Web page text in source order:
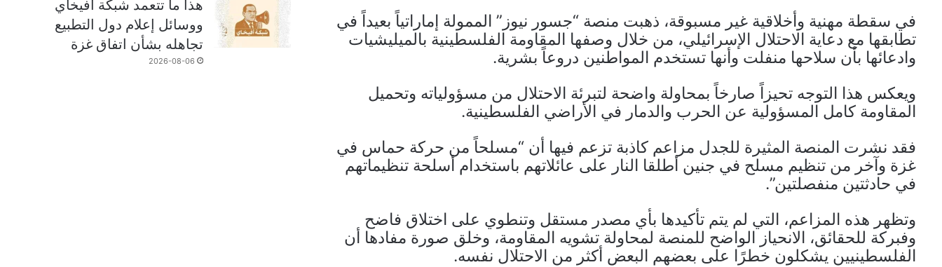
في سقطة مهنية وأخلاقية غير مسبوقة، ذهبت منصة “جسور نيوز” الممولة إماراتياً بعيداً في
تطابقها مع دعاية الاحتلال الإسرائيلي، من خلال وصفها المقاومة الفلسطينية بالميليشيات
وادعائها بأن سلاحها منفلت وأنها تستخدم المواطنين دروعاً بشرية.
ويعكس هذا التوجه تحيزاً صارخاً بمحاولة واضحة لتبرئة الاحتلال من مسؤولياته وتحميل
المقاومة كامل المسؤولية عن الحرب والدمار في الأراضي الفلسطينية.
فقد نشرت المنصة المثيرة للجدل مزاعم كاذبة تزعم فيها أن “مسلحاً من حركة حماس في
غزة وآخر من تنظيم مسلح في جنين أطلقا النار على عائلاتهم باستخدام أسلحة تنظيماتهم
في حادثتين منفصلتين”.
وتظهر هذه المزاعم، التي لم يتم تأكيدها بأي مصدر مستقل وتنطوي على اختلاق فاضح
وفبركة للحقائق، الانحياز الواضح للمنصة لمحاولة تشويه المقاومة، وخلق صورة مفادها أن
الفلسطينيين يشكلون خطرًا على بعضهم البعض أكثر من الاحتلال نفسه.
هذا ما تتعمد شبكة أفيخاي
ووسائل إعلام دول التطبيع
تجاهله بشأن اتفاق غزة
2026-08-06